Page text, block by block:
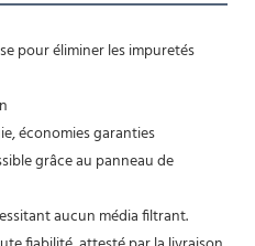
économies garanties
aucun média filtrant.